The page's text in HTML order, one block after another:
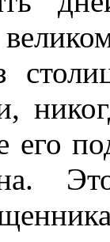
его